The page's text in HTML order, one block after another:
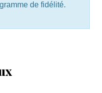
de fidélité.